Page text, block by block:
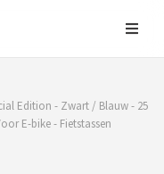
Edition - Zwart / Blauw - 25
E-bike - Fietstassen